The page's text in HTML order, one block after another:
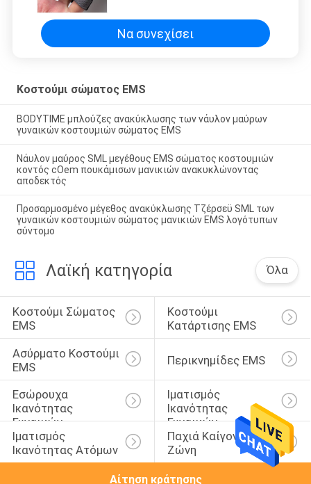
Να συνεχίσει
Κοστούμι σώματος EMS
BODYTIME μπλούζες ανακύκλωσης των νάυλον μαύρων
γυναικών κοστουμιών σώματος EMS
Νάυλον μαύρος SML μεγέθους EMS σώματος κοστουμιών
κοντός cOem πουκάμισων μανικιών ανακυκλώνοντας
αποδεκτός
Προσαρμοσμένο μέγεθος ανακύκλωσης Τζέρσεϋ SML των
γυναικών κοστουμιών σώματος μανικιών EMS λογότυπων
σύντομο
Λαϊκή κατηγορία Όλα
Κοστούμι Σώματος
EMS
Κοστούμι
Κατάρτισης EMS
Ασύρματο Κοστούμι
EMS
Περικνημίδες EMS
Εσώρουχα
Ικανότητας
Γυναικών
Ιματισμός
Ικανότητας
Γυναικών
Ιματισμός
Ικανότητας Ατόμων
Παχιά Καίγοντας
Ζώνη
Αίτηση κράτησης